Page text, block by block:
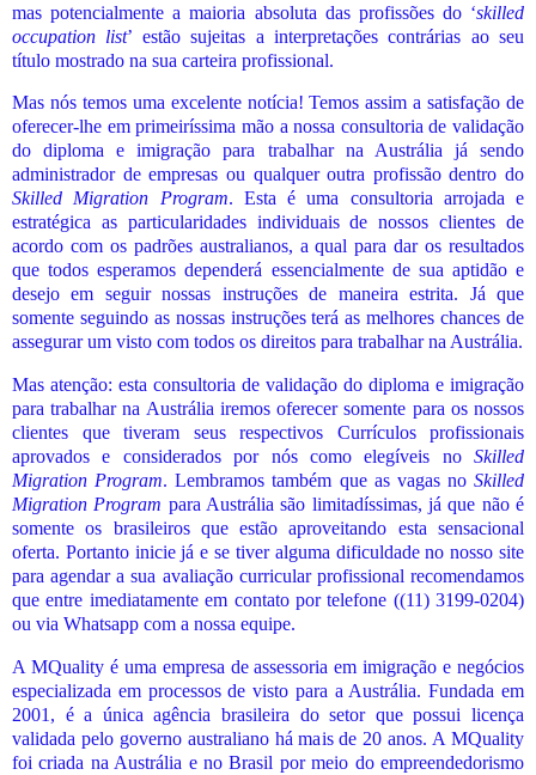
mas potencialmente a maioria absoluta das profissões do ‘skilled
occupation list’ estão sujeitas a interpretações contrárias ao seu
título mostrado na sua carteira profissional.
Mas nós temos uma excelente notícia! Temos assim a satisfação de
oferecer-lhe em primeiríssima mão a nossa consultoria de validação
do diploma e imigração para trabalhar na Austrália já sendo
administrador de empresas ou qualquer outra profissão dentro do
Skilled Migration Program. Esta é uma consultoria arrojada e
estratégica as particularidades individuais de nossos clientes de
acordo com os padrões australianos, a qual para dar os resultados
que todos esperamos dependerá essencialmente de sua aptidão e
desejo em seguir nossas instruções de maneira estrita. Já que
somente seguindo as nossas instruções terá as melhores chances de
assegurar um visto com todos os direitos para trabalhar na Austrália.
Mas atenção: esta consultoria de validação do diploma e imigração
para trabalhar na Austrália iremos oferecer somente para os nossos
clientes que tiveram seus respectivos Currículos profissionais
aprovados e considerados por nós como elegíveis no Skilled
Migration Program. Lembramos também que as vagas no Skilled
Migration Program para Austrália são limitadíssimas, já que não é
somente os brasileiros que estão aproveitando esta sensacional
oferta. Portanto inicie já e se tiver alguma dificuldade no nosso site
para agendar a sua avaliação curricular profissional recomendamos
que entre imediatamente em contato por telefone ((11) 3199-0204)
ou via Whatsapp com a nossa equipe.
A MQuality é uma empresa de assessoria em imigração e negócios
especializada em processos de visto para a Austrália. Fundada em
2001, é a única agência brasileira do setor que possui licença
validada pelo governo australiano há mais de 20 anos. A MQuality
foi criada na Austrália e no Brasil por meio do empreendedorismo